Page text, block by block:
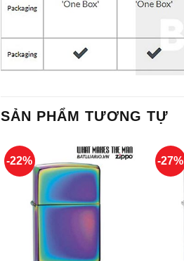
SẢN PHẨM TƯƠNG TỰ
-22% -27%